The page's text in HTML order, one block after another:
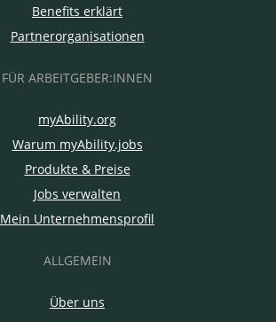
Benefits erklärt
Partnerorganisationen
FÜR ARBEITGEBER:INNEN
myAbility.org
Warum myAbility.jobs
Produkte & Preise
Jobs verwalten
Mein Unternehmensprofil
ALLGEMEIN
Über uns